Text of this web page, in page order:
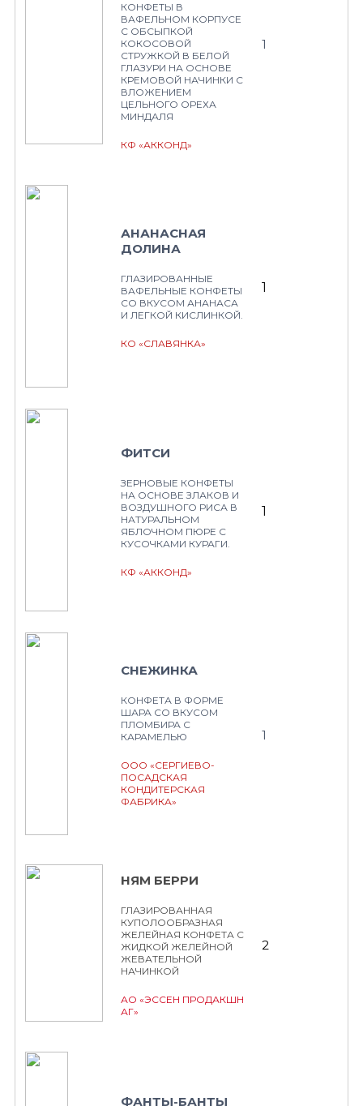
КОНФЕТЫ В
ВАФЕЛЬНОМ КОРПУСЕ
С ОБСЫПКОЙ
КОКОСОВОЙ
СТРУЖКОЙ В БЕЛОЙ
ГЛАЗУРИ НА ОСНОВЕ
КРЕМОВОЙ НАЧИНКИ С
ВЛОЖЕНИЕМ
ЦЕЛЬНОГО ОРЕХА
МИНДАЛЯ
КФ «АККОНД»
1
АНАНАСНАЯ
ДОЛИНА
ГЛАЗИРОВАННЫЕ
ВАФЕЛЬНЫЕ КОНФЕТЫ
СО ВКУСОМ АНАНАСА
И ЛЕГКОЙ КИСЛИНКОЙ.
КО «СЛАВЯНКА»
1
ФИТСИ
ЗЕРНОВЫЕ КОНФЕТЫ
НА ОСНОВЕ ЗЛАКОВ И
ВОЗДУШНОГО РИСА В
НАТУРАЛЬНОМ
ЯБЛОЧНОМ ПЮРЕ С
КУСОЧКАМИ КУРАГИ.
КФ «АККОНД»
1
СНЕЖИНКА
КОНФЕТА В ФОРМЕ
ШАРА СО ВКУСОМ
ПЛОМБИРА С
КАРАМЕЛЬЮ
ООО «СЕРГИЕВО-
ПОСАДСКАЯ
КОНДИТЕРСКАЯ
ФАБРИКА»
1
НЯМ БЕРРИ
ГЛАЗИРОВАННАЯ
КУПОЛООБРАЗНАЯ
ЖЕЛЕЙНАЯ КОНФЕТА С
ЖИДКОЙ ЖЕЛЕЙНОЙ
ЖЕВАТЕЛЬНОЙ
НАЧИНКОЙ
АО «ЭССЕН ПРОДАКШН
АГ»
2
ФАНТЫ-БАНТЫ